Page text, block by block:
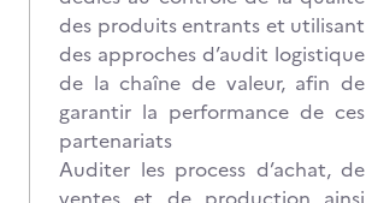
des produits entrants et utilisant
des approches d’audit logistique
de la chaîne de valeur, afin de
garantir la performance de ces
partenariats
Auditer les process d’achat, de